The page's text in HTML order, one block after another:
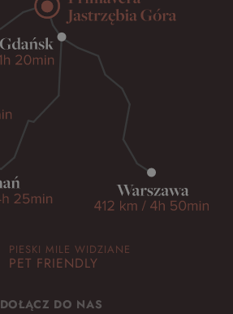
PIESKI MILE WIDZIANE
PET FRIENDLY
DOŁĄCZ DO NAS